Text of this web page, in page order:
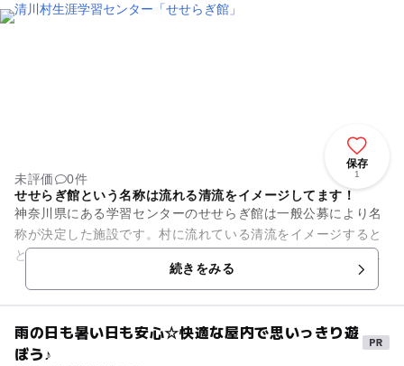
保存
1
未評価
0件
せせらぎ館という名称は流れる清流をイメージしてます！
神奈川県にある学習センターのせせらぎ館は一般公募により名
称が決定した施設です。村に流れている清流をイメージすると
ともに、この清流の小さな流れがやがて大きな海に流れ込むよ
うに、せせらぎ館も村の文化...続きをみる
雨の日も暑い日も安心☆快適な屋内で思いっきり遊
ぼう♪